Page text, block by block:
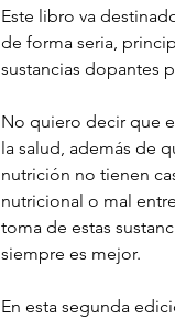
Este libro va
de forma seria,
sustancias dopantes
No quiero decir que
la salud, además de
nutrición no tienen
nutricional o mal
toma de estas
siempre es mejor.
En esta segunda